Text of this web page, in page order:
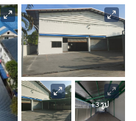
+3 รูป